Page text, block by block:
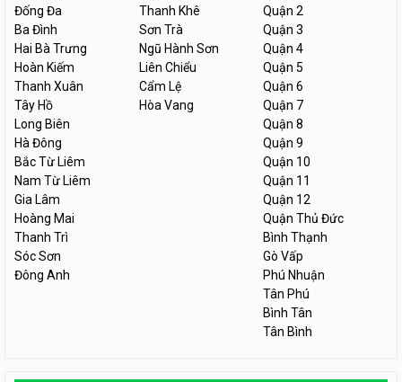
Đống Đa
Ba Đình
Hai Bà Trưng
Hoàn Kiếm
Thanh Xuân
Tây Hồ
Long Biên
Hà Đông
Bắc Từ Liêm
Nam Từ Liêm
Gia Lâm
Hoàng Mai
Thanh Trì
Sóc Sơn
Đông Anh
Thanh Khê
Sơn Trà
Ngũ Hành Sơn
Liên Chiểu
Cẩm Lệ
Hòa Vang
Quận 2
Quận 3
Quận 4
Quận 5
Quận 6
Quận 7
Quận 8
Quận 9
Quận 10
Quận 11
Quận 12
Quận Thủ Đức
Bình Thạnh
Gò Vấp
Phú Nhuận
Tân Phú
Bình Tân
Tân Bình